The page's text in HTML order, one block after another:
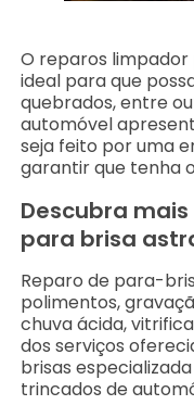
O reparos
ideal para que
quebrados, entre
automóvel
seja feito por uma
garantir que tenha
Descubra
para brisa
Reparo de para-
polimentos,
chuva ácida,
dos serviços
brisas
trincados de